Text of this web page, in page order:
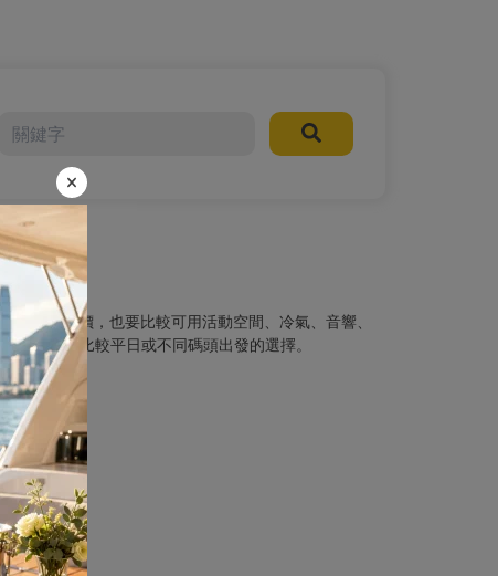
看最低價，也要比較可用活動空間、冷氣、音響、
，可同時比較平日或不同碼頭出發的選擇。